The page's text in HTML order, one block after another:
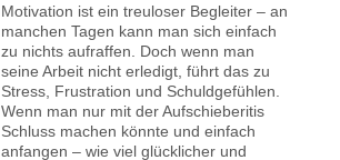
Motivation ist ein treuloser Begleiter – an
manchen Tagen kann man sich einfach
zu nichts aufraffen. Doch wenn man
seine Arbeit nicht erledigt, führt das zu
Stress, Frustration und Schuldgefühlen.
Wenn man nur mit der Aufschieberitis
Schluss machen könnte und einfach
anfangen – wie viel glücklicher und